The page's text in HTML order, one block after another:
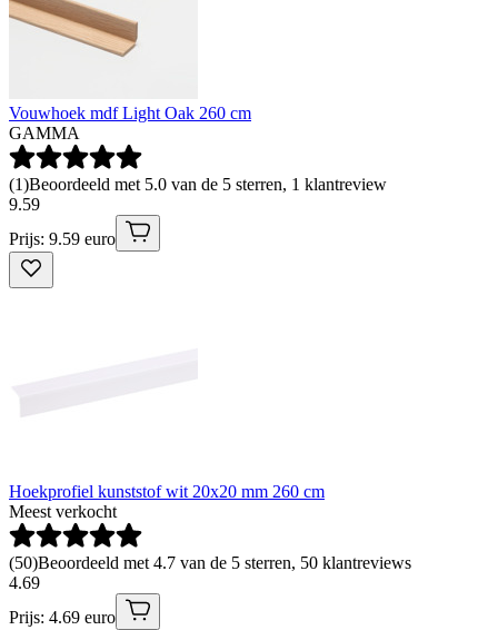
Vouwhoek mdf Light Oak 260 cm
GAMMA
(1)Beoordeeld met 5.0 van de 5 sterren, 1 klantreview
9.59
Prijs: 9.59 euro
Hoekprofiel kunststof wit 20x20 mm 260 cm
Meest verkocht
(50)Beoordeeld met 4.7 van de 5 sterren, 50 klantreviews
4.69
Prijs: 4.69 euro